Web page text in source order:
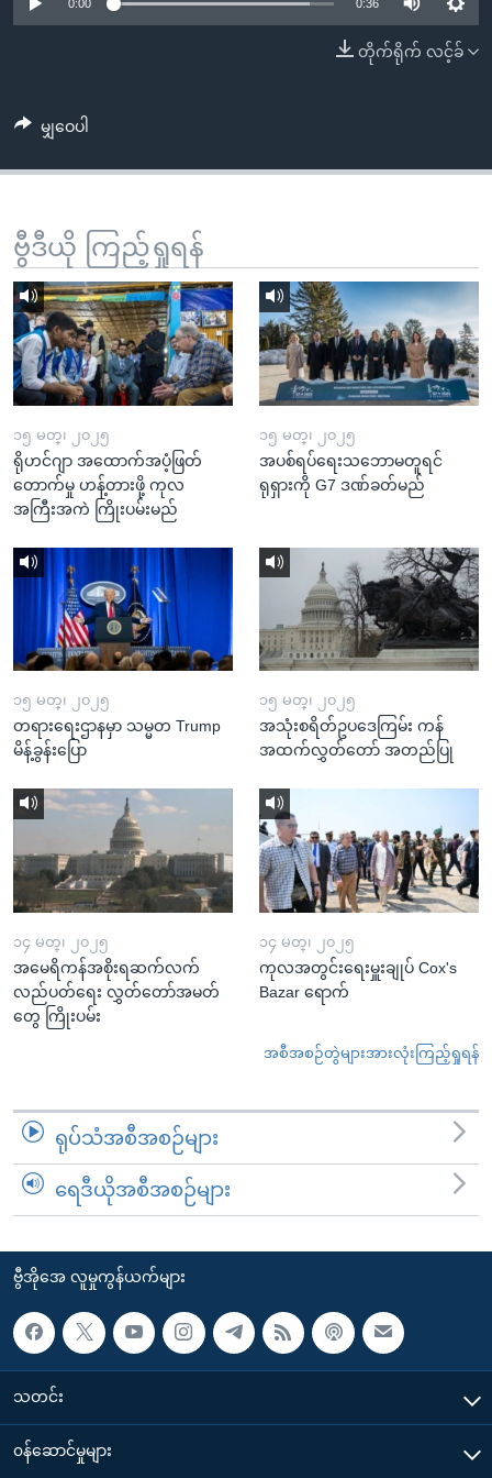
ကျော်
ရန်
နေရာ
သို့
ကျော်
ရန်
0:00 0:36
တိုက်ရိုက် လင့်ခ်
မျှဝေပါ
ဗွီဒီယို ကြည့်ရှုရန်
၁၅ မတ္၊ ၂၀၂၅
ရိုဟင်ဂျာ အထောက်အပံ့ဖြတ်
တောက်မှု ဟန့်တားဖို့ ကုလ
အကြီးအကဲ ကြိုးပမ်းမည်
၁၅ မတ္၊ ၂၀၂၅
အပစ်ရပ်ရေးသဘောမတူရင်
ရုရှားကို G7 ဒဏ်ခတ်မည်
၁၅ မတ္၊ ၂၀၂၅
တရားရေးဌာနမှာ သမ္မတ Trump
မိန့်ခွန်းပြော
၁၅ မတ္၊ ၂၀၂၅
အသုံးစရိတ်ဥပဒေကြမ်း ကန်
အထက်လွှတ်တော် အတည်ပြု
၁၄ မတ္၊ ၂၀၂၅
အမေရိကန်အစိုးရဆက်လက်
လည်ပတ်ရေး လွှတ်တော်အမတ်
တွေ ကြိုးပမ်း
၁၄ မတ္၊ ၂၀၂၅
ကုလအတွင်းရေးမှူးချုပ် Cox's
Bazar ရောက်
အစီအစဉ်တွဲများအားလုံးကြည့်ရှုရန်
ရုပ်သံအစီအစဉ်များ
ရေဒီယိုအစီအစဉ်များ
ဗွီအိုအေ လူမှုကွန်ယက်များ
သတင်း
၀န်ဆောင်မှုများ